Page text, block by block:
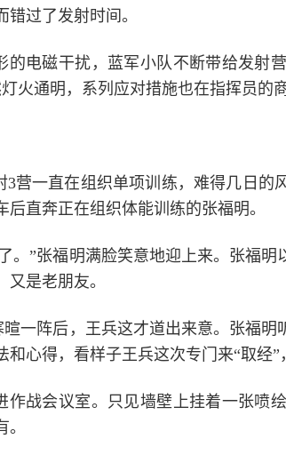
过了发射时间。
的电磁干扰，蓝军小队不断带给发射
火通明，系列应对措施也在指挥员的
3营一直在组织单项训练，难得几日的
直奔正在组织体能训练的张福明。
。”张福明满脸笑意地迎上来。张福
是老朋友。
暄一阵后，王兵这才道出来意。张福
心得，看样子王兵这次专门来“取经
作战会议室。只见墙壁上挂着一张喷